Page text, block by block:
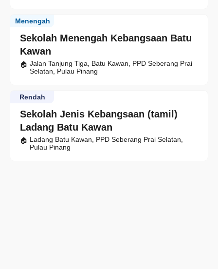
Sekolah Menengah Kebangsaan Batu
Kawan
Menengah
Jalan Tanjung Tiga, Batu Kawan, PPD Seberang Prai
Selatan, Pulau Pinang
Sekolah Jenis Kebangsaan (tamil)
Ladang Batu Kawan
Rendah
Ladang Batu Kawan, PPD Seberang Prai Selatan,
Pulau Pinang